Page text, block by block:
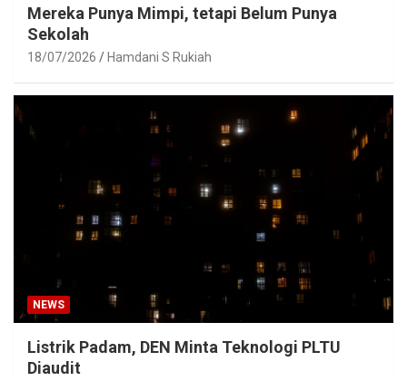
Mereka Punya Mimpi, tetapi Belum Punya
Sekolah
18/07/2026 Hamdani S Rukiah
NEWS
Listrik Padam, DEN Minta Teknologi PLTU
Diaudit